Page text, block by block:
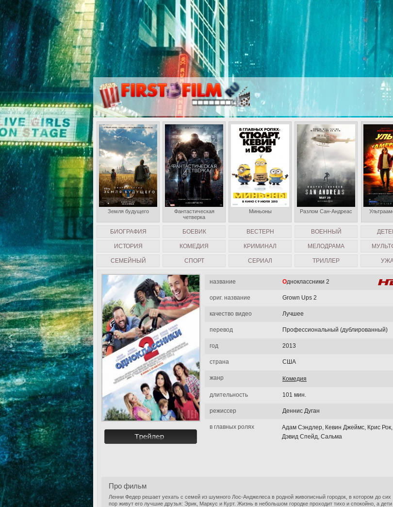
название Одноклассники 2
ориг. название Grown Ups 2
качество видео Лучшее
перевод Профессиональный (дублированный)
год 2013
страна США
жанр Комедия
длительность 101 мин.
режиссер Деннис Дуган
в главных ролях
Адам Сэндлер, Кевин Джеймс, Крис Рок,
Дэвид Спейд, Сальма
Про фильм
Ленни Федер решает уехать с семей из шумного Лос-Анджелеса в родной живописный городок, в котором до сих
пор живут его лучшие друзья: Эрик, Маркус и Курт. Жизнь в небольшом городке проходит тихо и спокойно, а дети
БИОГРАФИЯ БОЕВИК ВЕСТЕРН ВОЕННЫЙ
ИСТОРИЯ КОМЕДИЯ КРИМИНАЛ МЕЛОДРАМА
СЕМЕЙНЫЙ СПОРТ СЕРИАЛ ТРИЛЛЕР
Земля будущего
Фантастическая
четверка
Миньоны Разлом Сан-Андреас